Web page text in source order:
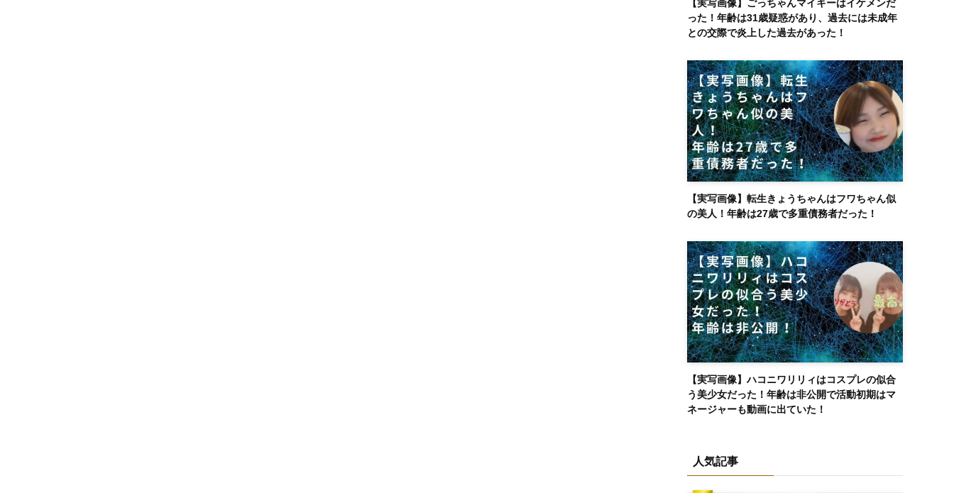
【実写画像】ごっちゃんマイキーはイケメンだ
った！年齢は31歳疑惑があり、過去には未成年
との交際で炎上した過去があった！
【実写画像】転生きょうちゃんはフワちゃん似
の美人！年齢は27歳で多重債務者だった！
【実写画像】ハコニワリリィはコスプレの似合
う美少女だった！年齢は非公開で活動初期はマ
ネージャーも動画に出ていた！
人気記事